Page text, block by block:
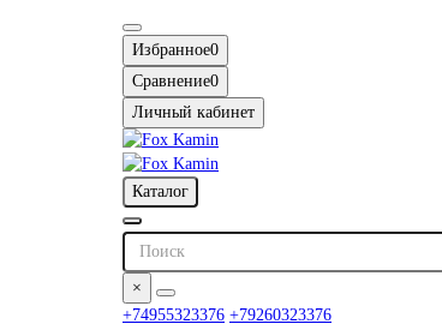
Избранное0
Сравнение0
Личный кабинет
Каталог
×
+74955323376 +79260323376